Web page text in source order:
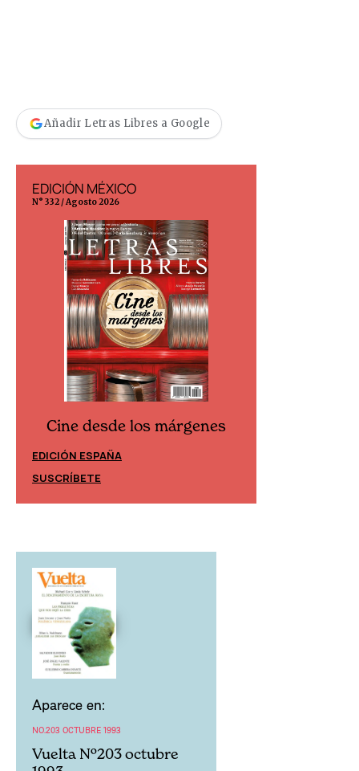
Añadir Letras Libres a Google
EDICIÓN MÉXICO
N° 332 / Agosto 2026
Cine desde los márgenes
EDICIÓN ESPAÑA
SUSCRÍBETE
Aparece en:
NO.203 OCTUBRE 1993
Vuelta Nº203 octubre